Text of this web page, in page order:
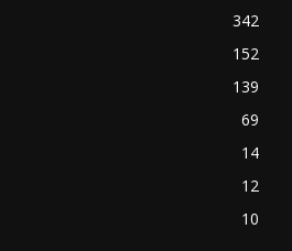
342
152
139
69
14
12
10